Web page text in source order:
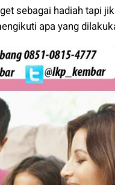
sebagai hadiah tapi
apa yang